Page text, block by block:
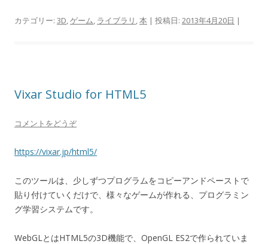
カテゴリー: 3D,ゲーム, ライブラリ ,本 | 投稿日: 2013年4月20日 |
Vixar Studio for HTML5
コメントをどうぞ
https://vixar.jp/html5/
このツールは、少しずつプログラムをコピーアンドペーストで
貼り付けていくだけで、様々なゲームが作れる、プログラミン
グ学習システムです。
WebGLとはHTML5の3D機能で、OpenGL ES2で作られていま